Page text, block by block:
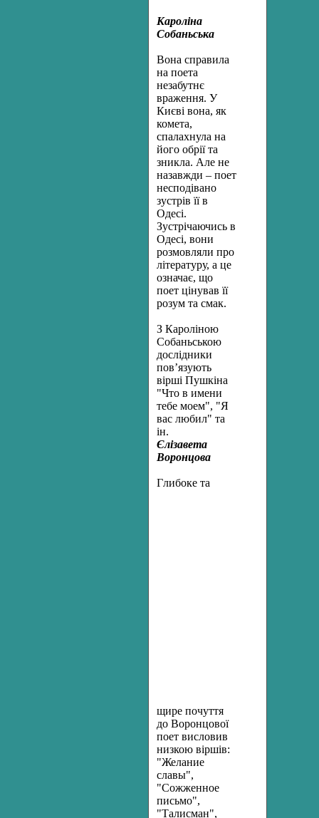
Кароліна
Собаньська
Вона справила
на поета
незабутнє
враження. У
Києві вона, як
комета,
спалахнула на
його обрії та
зникла. Але не
назавжди – поет
несподівано
зустрів її в
Одесі.
Зустрічаючись в
Одесі, вони
розмовляли про
літературу, а це
означає, що
поет цінував її
розум та смак.
З Кароліною
Собаньською
дослідники
пов’язують
вірші Пушкіна
"Что в имени
тебе моем", "Я
вас любил" та
ін.
Єлізавета
Воронцова
Глибоке та
щире почуття
до Воронцової
поет висловив
низкою віршів:
"Желание
славы",
"Сожженное
письмо",
"Талисман",